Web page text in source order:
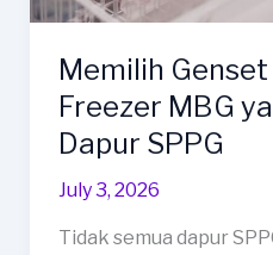
Memilih
Freezer MBG
Dapur SPPG
July 3, 2026
Tidak semua dapur